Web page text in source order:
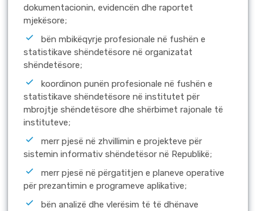
dokumentacionin, evidencën dhe raportet
mjekësore;
bën mbikëqyrje profesionale në fushën e
statistikave shëndetësore në organizatat
shëndetësore;
koordinon punën profesionale në fushën e
statistikave shëndetësore në institutet për
mbrojtje shëndetësore dhe shërbimet rajonale të
instituteve;
merr pjesë në zhvillimin e projekteve për
sistemin informativ shëndetësor në Republikë;
merr pjesë në përgatitjen e planeve operative
për prezantimin e programeve aplikative;
bën analizë dhe vlerësim të të dhënave